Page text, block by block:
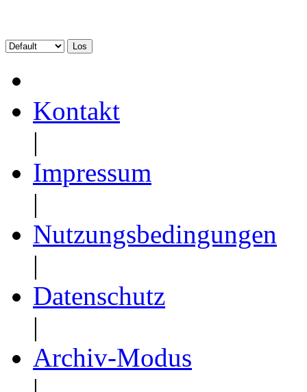
Kontakt
|
Impressum
|
Nutzungsbedingungen
|
Datenschutz
|
Archiv-Modus